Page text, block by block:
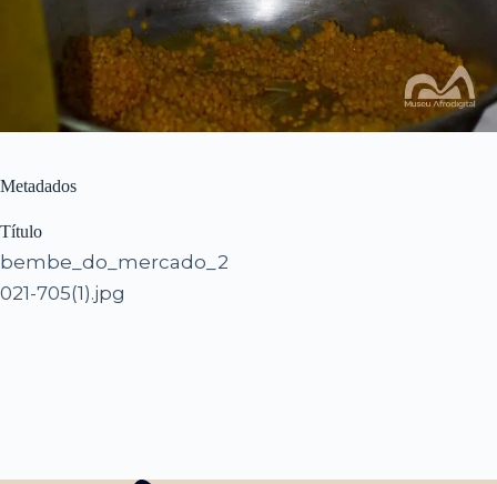
Metadados
Título
bembe_do_mercado_2
021-705(1).jpg